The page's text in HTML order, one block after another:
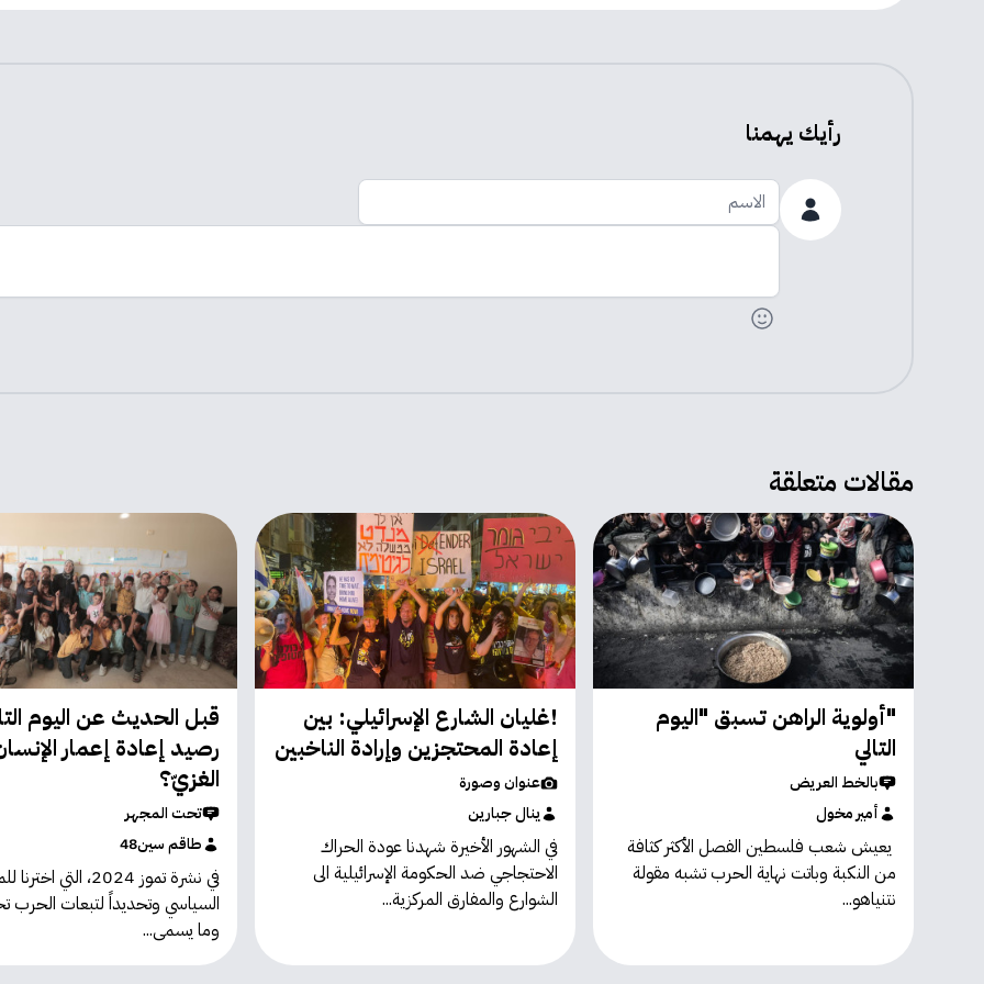
رأيك يهمنا
الاسم
اضف تعليقك
مقالات متعلقة
"أولوية الراهن تسبق "اليوم
التالي
بالخط العريض
أمير مخول
يعيش شعب فلسطين الفصل الأكثر كثافة
من النكبة وباتت نهاية الحرب تشبه مقولة
نتنياهو...
!غليان الشارع الإسرائيلي: بين
إعادة المحتجزين وإرادة الناخبين
عنوان وصورة
ينال جبارين
في الشهور الأخيرة شهدنا عودة الحراك
الاحتجاجي ضد الحكومة الإسرائيلية الى
الشوارع والمفارق المركزية...
قبل الحديث عن اليوم
رصيد إعادة إعمار
الغزيّ؟
تحت المجهر
طاقم سين48
في نشرة تموز 2024، التي
السياسي وتحديداً لتبعات الحرب
وما يسمى...